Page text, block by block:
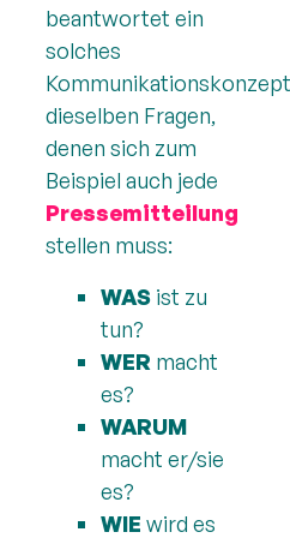
beantwortet ein
solches
Kommunikationskonzept
dieselben Fragen,
denen sich zum
Beispiel auch jede
Pressemitteilung
stellen muss:
WAS ist zu
tun?
WER macht
es?
WARUM
macht er/sie
es?
WIE wird es